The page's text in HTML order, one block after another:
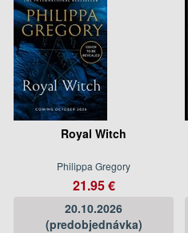
Royal Witch
Philippa Gregory
21.95 €
20.10.2026
(predobjednávka)